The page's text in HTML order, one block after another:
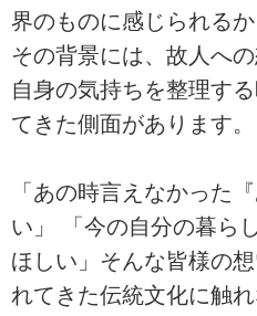
界のものに感じられる
その背景には、故人へ
自身の気持ちを整理す
てきた側面があります。
「あの時言えなかった
い」 「今の自分の暮ら
ほしい」そんな皆様の
れてきた伝統文化に触